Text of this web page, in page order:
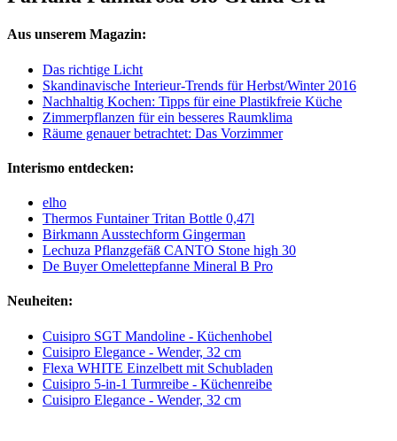
Aus unserem Magazin:
Das richtige Licht
Skandinavische Interieur-Trends für Herbst/Winter 2016
Nachhaltig Kochen: Tipps für eine Plastikfreie Küche
Zimmerpflanzen für ein besseres Raumklima
Räume genauer betrachtet: Das Vorzimmer
Interismo entdecken:
elho
Thermos Funtainer Tritan Bottle 0,47l
Birkmann Ausstechform Gingerman
Lechuza Pflanzgefäß CANTO Stone high 30
De Buyer Omelettepfanne Mineral B Pro
Neuheiten:
Cuisipro SGT Mandoline - Küchenhobel
Cuisipro Elegance - Wender, 32 cm
Flexa WHITE Einzelbett mit Schubladen
Cuisipro 5-in-1 Turmreibe - Küchenreibe
Cuisipro Elegance - Wender, 32 cm